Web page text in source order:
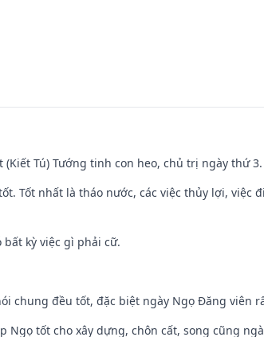
(Kiết Tú) Tướng tinh con heo, chủ trị ngày thứ 3.
Tốt nhất là tháo nước, các việc thủy lợi, việc
bất kỳ việc gì phải cữ.
chung đều tốt, đặc biệt ngày Ngọ Đăng viên
Ngọ tốt cho xây dựng, chôn cất, song cũng